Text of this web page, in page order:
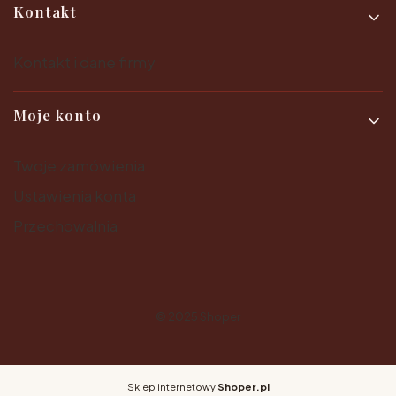
Kontakt
Moje konto
Sklep internetowy Shoper.pl